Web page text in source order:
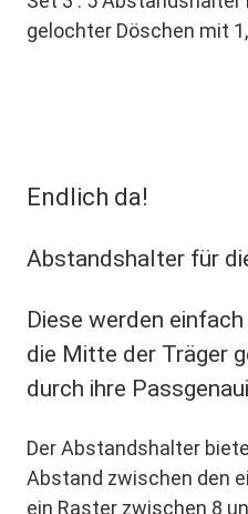
gelochter Döschen mit
Endlich da!
Abstandshalter für
Diese werden
die Mitte der Träger
durch ihre
Der Abstandshalter
Abstand zwischen den
ein Raster zwischen 8